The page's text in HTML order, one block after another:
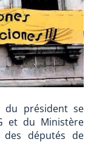
du président se
et du Ministère
députés de